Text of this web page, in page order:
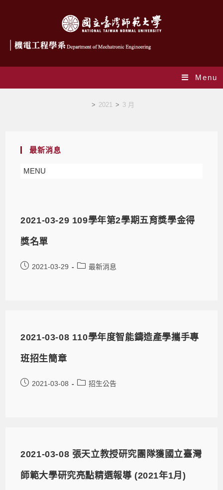
Menu
> 2021 > 3 月
最新消息
MENU
2021-03-29 109學年第2學期五育獎學金得
獎名單
2021-03-29 最新消息
2021-03-08 110學年度智能鑄造產學攜手專
班招生簡章
2021-03-08 招生公告
2021-03-08 張天立教授研究團隊獲國立臺灣
師範大學研究亮點精選報導 (2021年1月)